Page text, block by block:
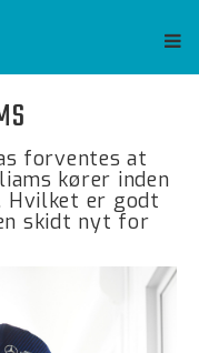
forventes at
kører inden
Hvilket er godt
skidt nyt for